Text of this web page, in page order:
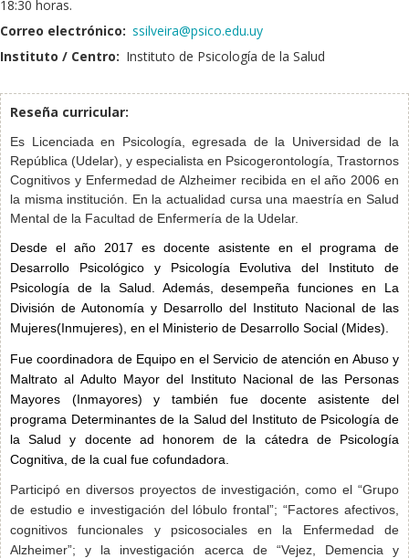
18:30 horas.
Correo electrónico: ssilveira@psico.edu.uy
Instituto / Centro: Instituto de Psicología de la Salud
Reseña curricular:
Es Licenciada en Psicología, egresada de la Universidad de la
República (Udelar), y especialista en Psicogerontología, Trastornos
Cognitivos y Enfermedad de Alzheimer recibida en el año 2006 en
la misma institución. En la actualidad cursa una maestría en Salud
Mental de la Facultad de Enfermería de la Udelar.
Desde el año 2017 es docente asistente en el programa de
Desarrollo Psicológico y Psicología Evolutiva del Instituto de
Psicología de la Salud. Además, desempeña funciones en La
División de Autonomía y Desarrollo del Instituto Nacional de las
Mujeres(Inmujeres), en el Ministerio de Desarrollo Social (Mides).
Fue coordinadora de Equipo en el Servicio de atención en Abuso y
Maltrato al Adulto Mayor del Instituto Nacional de las Personas
Mayores (Inmayores) y también fue docente asistente del
programa Determinantes de la Salud del Instituto de Psicología de
la Salud y docente ad honorem de la cátedra de Psicología
Cognitiva, de la cual fue cofundadora.
Participó en diversos proyectos de investigación, como el “Grupo
de estudio e investigación del lóbulo frontal”; “Factores afectivos,
cognitivos funcionales y psicosociales en la Enfermedad de
Alzheimer”; y la investigación acerca de “Vejez, Demencia y